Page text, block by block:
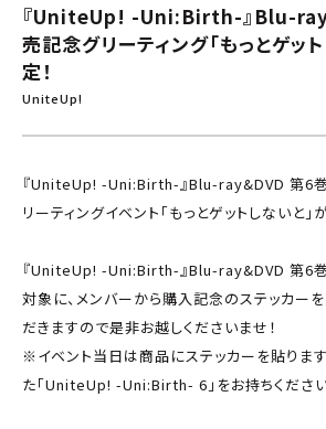
『UniteUp! -Uni:Birth-』Blu-
売記念グリーティング「もっとゲッ
定！
UniteUp!
『UniteUp! -Uni:Birth-』Blu-ray&DVD 第6
リーティングイベント「もっとゲットしないと」
『UniteUp! -Uni:Birth-』Blu-ray&DVD 第6
対象に、メンバーから購入記念のステッカー
だきますので是非お越しくださいませ！
※イベント当日は商品にステッカーを貼りま
た「UniteUp! -Uni:Birth- 6」をお持ちください